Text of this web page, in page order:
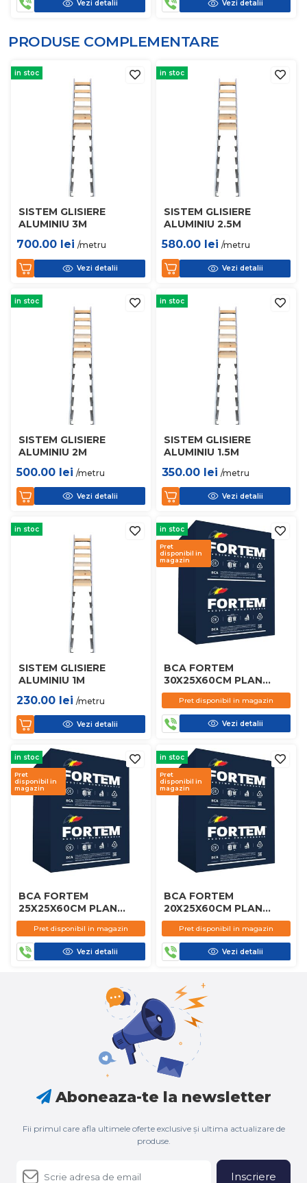
Vezi detalii Vezi detalii
PRODUSE COMPLEMENTARE
in stoc
SISTEM GLISIERE
ALUMINIU 3M
700.00 lei /metru
Vezi detalii
in stoc
SISTEM GLISIERE
ALUMINIU 2.5M
580.00 lei /metru
Vezi detalii
in stoc
SISTEM GLISIERE
ALUMINIU 2M
500.00 lei /metru
Vezi detalii
in stoc
SISTEM GLISIERE
ALUMINIU 1.5M
350.00 lei /metru
Vezi detalii
in stoc
SISTEM GLISIERE
ALUMINIU 1M
230.00 lei /metru
Vezi detalii
in stoc
Pret
disponibil in
magazin
BCA FORTEM
30X25X60CM PLAN
D450
Pret disponibil in magazin
Vezi detalii
in stoc
Pret
disponibil in
magazin
BCA FORTEM
25X25X60CM PLAN
D450
Pret disponibil in magazin
Vezi detalii
in stoc
Pret
disponibil in
magazin
BCA FORTEM
20X25X60CM PLAN
D450
Pret disponibil in magazin
Vezi detalii
Aboneaza-te la newsletter
Fii primul care afla ultimele oferte exclusive și ultima actualizare de
produse.
Inscriere